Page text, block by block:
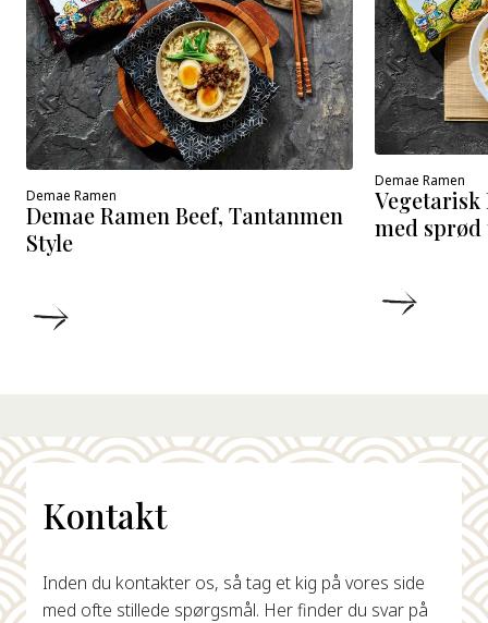
Demae Ramen
Demae Ramen Beef, Tantanmen
Style
Demae Ramen
Vegetarisk
med
Kontakt
Inden du kontakter os, så tag et kig på vores side
med ofte stillede spørgsmål. Her finder du svar på